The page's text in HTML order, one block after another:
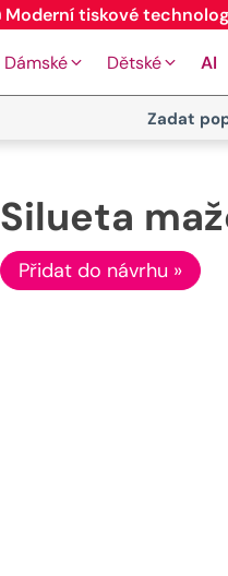
Dámské Dětské AI
Zadat
Silueta
Přidat do návrhu »